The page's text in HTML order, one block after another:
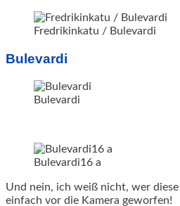
Fredrikinkatu / Bulevardi
Bulevardi
Bulevardi
Bulevardi16 a
Und nein, ich weiß nicht, wer
einfach vor die Kamera geworfen!